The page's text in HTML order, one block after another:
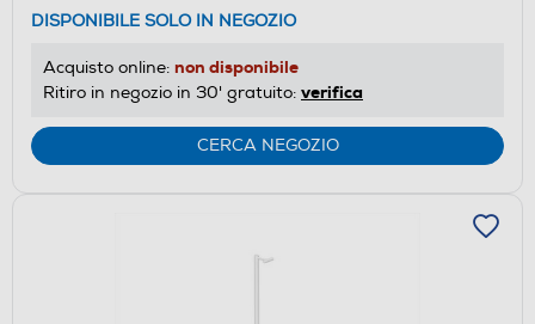
DISPONIBILE SOLO IN NEGOZIO
Acquisto online: non disponibile
Ritiro in negozio in 30' gratuito: verifica
CERCA NEGOZIO